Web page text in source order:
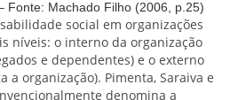
Fonte: Machado Filho (2006, p.25)
social em organizações
níveis: o interno da organização
e dependentes) e o externo
a organização). Pimenta, Saraiva e
denomina a